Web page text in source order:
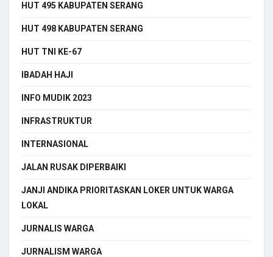
HUT 495 KABUPATEN SERANG
HUT 498 KABUPATEN SERANG
HUT TNI KE-67
IBADAH HAJI
INFO MUDIK 2023
INFRASTRUKTUR
INTERNASIONAL
JALAN RUSAK DIPERBAIKI
JANJI ANDIKA PRIORITASKAN LOKER UNTUK WARGA
LOKAL
JURNALIS WARGA
JURNALISM WARGA